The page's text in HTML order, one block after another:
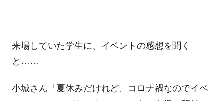
来場していた学生に、イベントの感想を聞く
と……
小城さん「夏休みだけれど、コロナ禍なのでイベ